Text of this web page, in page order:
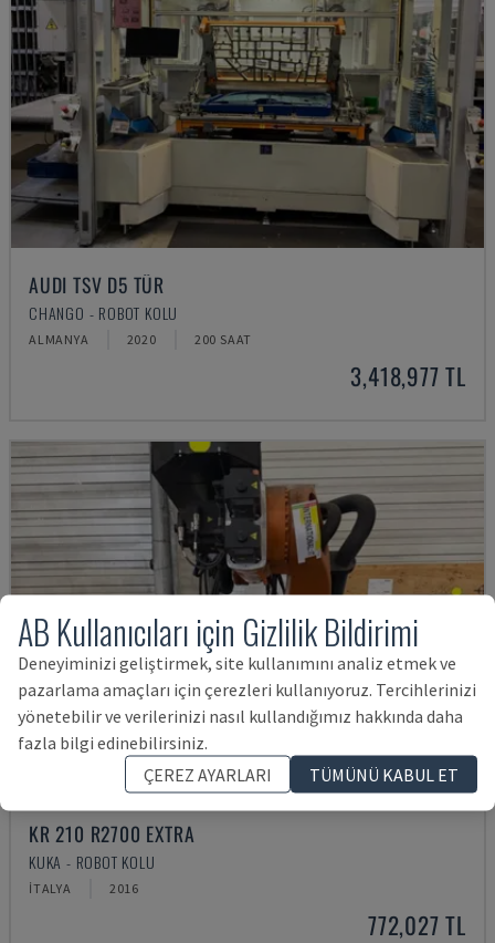
AUDI TSV D5 TÜR
CHANGO - ROBOT KOLU
ALMANYA 2020 200 SAAT
3,418,977 TL
KR 210 R2700 EXTRA
KUKA - ROBOT KOLU
İTALYA 2016
772,027 TL
AB Kullanıcıları için Gizlilik Bildirimi
Deneyiminizi geliştirmek, site kullanımını analiz etmek ve
pazarlama amaçları için çerezleri kullanıyoruz. Tercihlerinizi
yönetebilir ve verilerinizi nasıl kullandığımız hakkında daha
fazla bilgi edinebilirsiniz.
ÇEREZ AYARLARI
TÜMÜNÜ KABUL ET